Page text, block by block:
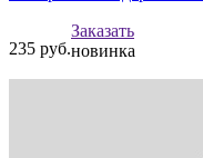
235 руб.
Заказать
новинка